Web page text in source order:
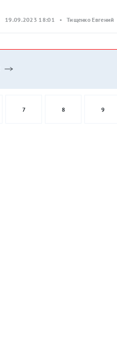
19.09.2023 18:01 • Тищенко Евгений
7 8 9